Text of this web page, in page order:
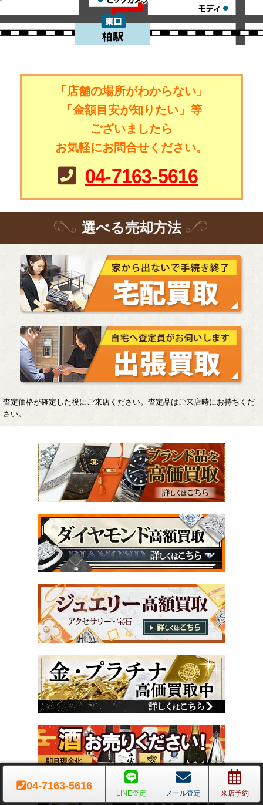
「店舗の場所がわからない」
「金額目安が知りたい」等
ございましたら
お気軽にお問合せください。
04-7163-5616
選べる売却方法
査定価格が確定した後にご来店ください。査定品はご来店時にお持ちくだ
さい。
04-7163-5616
LINE査定 メール査定 来店予約